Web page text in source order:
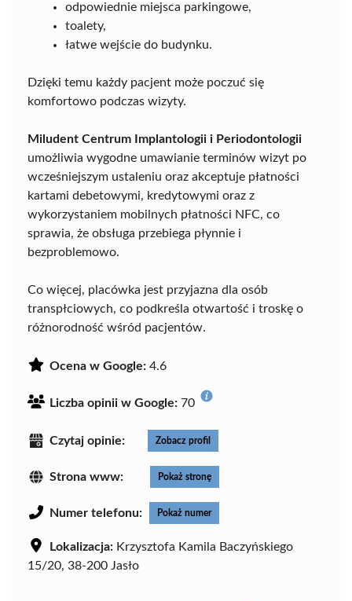
odpowiednie miejsca parkingowe,
toalety,
łatwe wejście do budynku.
Dzięki temu każdy pacjent może poczuć się
komfortowo podczas wizyty.
Miludent Centrum Implantologii i Periodontologii
umożliwia wygodne umawianie terminów wizyt po
wcześniejszym ustaleniu oraz akceptuje płatności
kartami debetowymi, kredytowymi oraz z
wykorzystaniem mobilnych płatności NFC, co
sprawia, że obsługa przebiega płynnie i
bezproblemowo.
Co więcej, placówka jest przyjazna dla osób
transpłciowych, co podkreśla otwartość i troskę o
różnorodność wśród pacjentów.
Ocena w Google: 4.6
Liczba opinii w Google: 70
Czytaj opinie: Zobacz profil
Strona www: Pokaż stronę
Numer telefonu: Pokaż numer
Lokalizacja: Krzysztofa Kamila Baczyńskiego
15/20, 38-200 Jasło